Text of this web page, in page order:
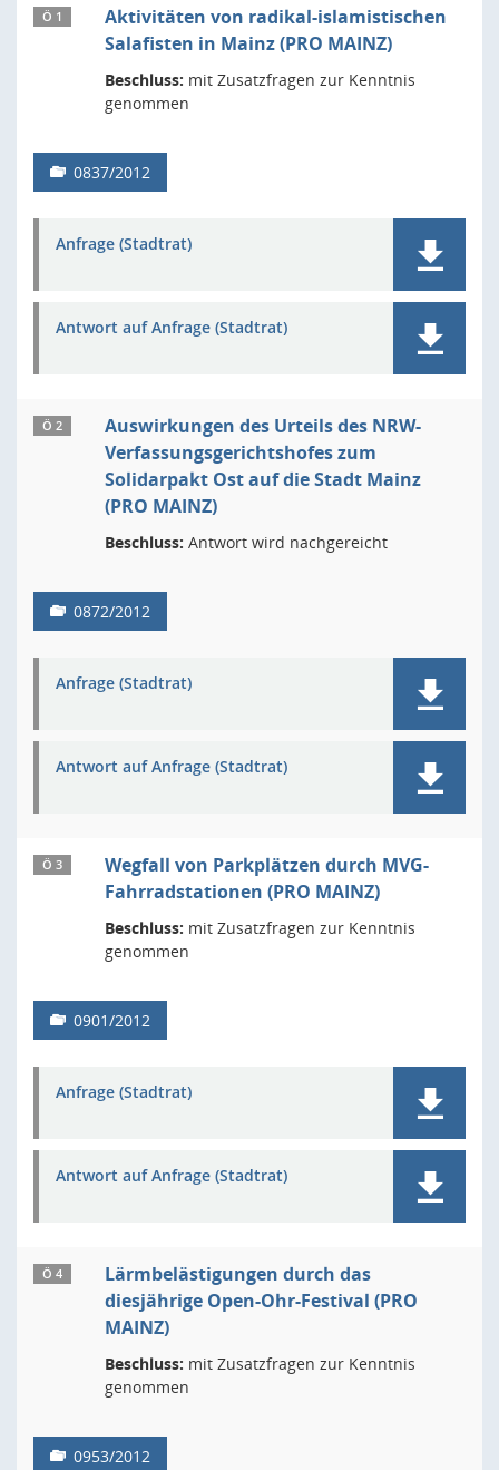
Ö 1
Aktivitäten von radikal-islamistischen
Salafisten in Mainz (PRO MAINZ)
Beschluss: mit Zusatzfragen zur Kenntnis
genommen
0837/2012
Anfrage (Stadtrat)
Antwort auf Anfrage (Stadtrat)
Ö 2
Auswirkungen des Urteils des NRW-
Verfassungsgerichtshofes zum
Solidarpakt Ost auf die Stadt Mainz
(PRO MAINZ)
Beschluss: Antwort wird nachgereicht
0872/2012
Anfrage (Stadtrat)
Antwort auf Anfrage (Stadtrat)
Ö 3
Wegfall von Parkplätzen durch MVG-
Fahrradstationen (PRO MAINZ)
Beschluss: mit Zusatzfragen zur Kenntnis
genommen
0901/2012
Anfrage (Stadtrat)
Antwort auf Anfrage (Stadtrat)
Ö 4
Lärmbelästigungen durch das
diesjährige Open-Ohr-Festival (PRO
MAINZ)
Beschluss: mit Zusatzfragen zur Kenntnis
genommen
0953/2012